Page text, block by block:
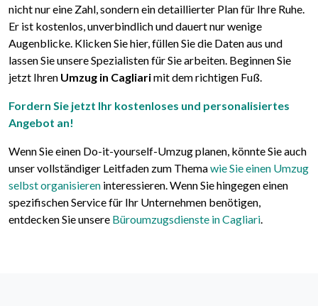
nicht nur eine Zahl, sondern ein detaillierter Plan für Ihre Ruhe.
Er ist kostenlos, unverbindlich und dauert nur wenige
Augenblicke. Klicken Sie hier, füllen Sie die Daten aus und
lassen Sie unsere Spezialisten für Sie arbeiten. Beginnen Sie
jetzt Ihren Umzug in Cagliarimit dem richtigen Fuß.
Fordern Sie jetzt Ihr kostenloses und personalisiertes
Angebot an!
Wenn Sie einen Do-it-yourself-Umzug planen, könnte Sie auch
unser vollständiger Leitfaden zum Themawie Sie einen Umzug
selbst organisieren interessieren. Wenn Sie hingegen einen
spezifischen Service für Ihr Unternehmen benötigen,
entdecken Sie unsere Büroumzugsdienste in Cagliari